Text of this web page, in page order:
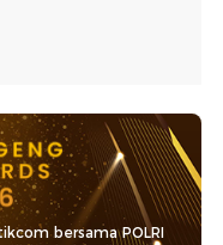
bersama POLRI